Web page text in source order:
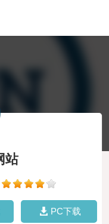
站
PC下载